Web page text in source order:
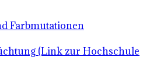
Farbmutationen
(Link zur Hochschule